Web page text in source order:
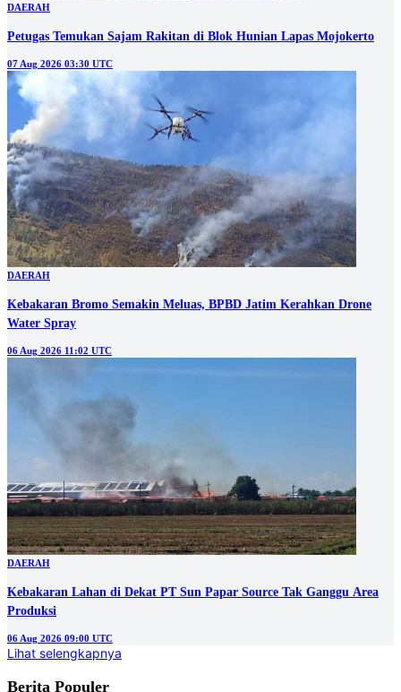
DAERAH
Petugas Temukan Sajam Rakitan di Blok Hunian Lapas Mojokerto
07 Aug 2026 03:30 UTC
DAERAH
Kebakaran Bromo Semakin Meluas, BPBD Jatim Kerahkan Drone
Water Spray
06 Aug 2026 11:02 UTC
DAERAH
Kebakaran Lahan di Dekat PT Sun Papar Source Tak Ganggu Area
Produksi
06 Aug 2026 09:00 UTC
Lihat selengkapnya
Berita Populer